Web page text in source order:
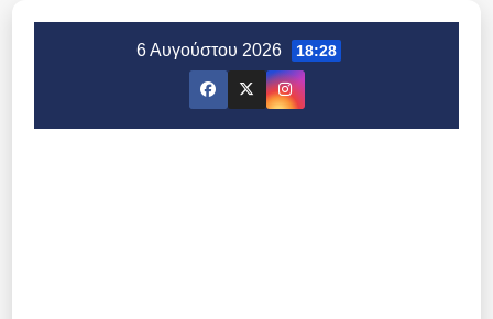
6 Αυγούστου 2026 18:28